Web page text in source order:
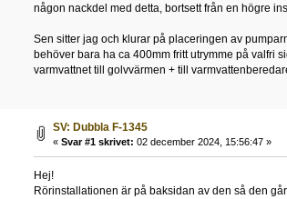
någon nackdel med detta, bortsett från en högre
Sen sitter jag och klurar på placeringen av
behöver bara ha ca 400mm fritt utrymme på valfri
varmvattnet till golvvärmen + till
SV: Dubbla F-1345
« Svar #1 skrivet: 02 december 2024, 15:56:47 »
Hej!
Rörinstallationen är på baksidan av den så den